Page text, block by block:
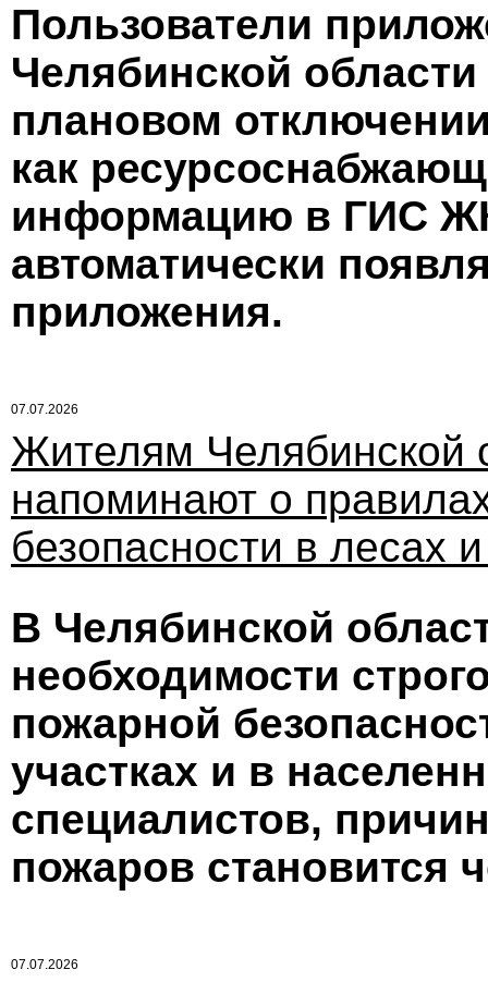
Пользователи
Челябинской области
плановом
как
информацию в ГИС
автоматически
приложения.
07.07.2026
Жителям Челябинской
напоминают о
безопасности в лесах
В Челябинской
необходимости
пожарной
участках и в
специалистов,
пожаров становится
07.07.2026